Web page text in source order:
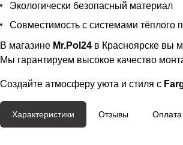
Экологически безопасный материал
Совместимость с системами тёплого
В магазине Mr.Pol24 в Красноярске вы
Мы гарантируем высокое качество
Создайте атмосферу уюта и стиля с
Характеристики Отзывы Оплата